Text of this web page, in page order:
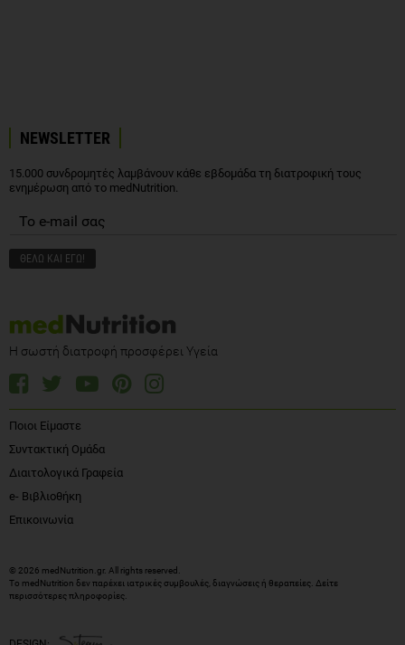
NEWSLETTER
15.000 συνδρομητές λαμβάνουν κάθε εβδομάδα τη διατροφική τους
ενημέρωση από το medNutrition.
Η σωστή διατροφή προσφέρει Υγεία
Ποιοι Είμαστε
Συντακτική Ομάδα
Διαιτολογικά Γραφεία
e- Βιβλιοθήκη
Επικοινωνία
© 2026 medNutrition.gr. All rights reserved.
Το medNutrition δεν παρέχει ιατρικές συμβουλές, διαγνώσεις ή θεραπείες. Δείτε
περισσότερες πληροφορίες